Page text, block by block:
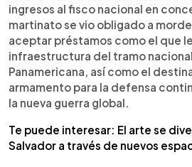
ingresos al fisco nacional en
martinato se vio obligado a
aceptar préstamos como el que
infraestructura del tramo
Panamericana, así como el
armamento para la defensa
la nueva guerra global.
Te puede interesar: El arte se
Salvador a través de nuevos